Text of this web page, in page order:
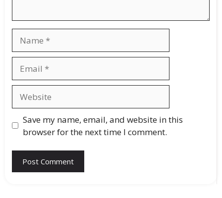
Save my name, email, and website in this
browser for the next time I comment.